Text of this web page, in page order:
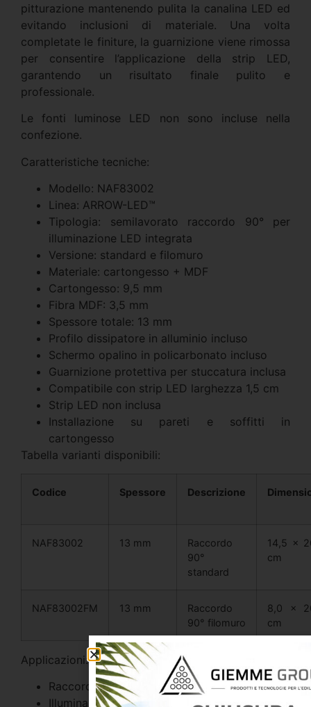
pitturazione mantenendo pulita la canalina LED ed
evitando inclusioni di materiale. Una volta
completate le finiture, la guarnizione viene rimossa
per consentire l’applicazione della strip LED,
garantendo un risultato finale pulito e
professionale.
Le fonti luminose LED non sono incluse nella
confezione.
Caratteristiche tecniche:
Modello: NAF83002
Linea: ARROW-LED™
Tipologia: semilavorato raccordo 90° per
illuminazione LED integrata
Versione: standard e filomuro
Materiale: cartongesso + MDF
Cartongesso: 9,5 mm
Fibra MDF: 3,5 mm
Spessore totale: 13 mm
Profilo dissipatore in alluminio incluso
Schermo opalino in policarbonato incluso
Guarnizione protettiva per stuccatura inclusa
Compatibile con strip LED larghezza 1,5 cm
Strip LED non inclusa
Installazione su pareti e soffitti in
cartongesso
Tabella varianti disponibili:
Codice Spessore Descrizione
NAF83002 13 mm
Raccordo
90°
standard
14,5 ×
cm
NAF83002FM 13 mm
Raccordo
90° filomuro
8,0 ×
cm
Applicazioni:
Raccordi luminosi a 90°
Illuminazione LED integrata